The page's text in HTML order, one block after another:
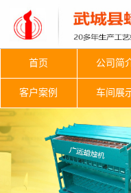
首页 公司简
客户案例 车间展